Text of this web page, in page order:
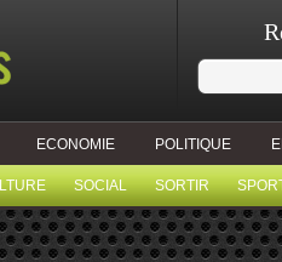
ECONOMIE POLITIQUE
SOCIAL SORTIR